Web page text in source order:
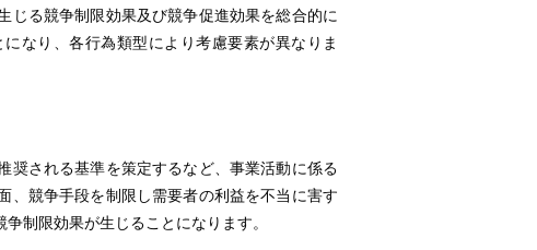
じる競争制限効果及び競争促進効果を総合的に
なり、各行為類型により考慮要素が異なりま
れる基準を策定するなど、事業活動に係る
、競争手段を制限し需要者の利益を不当に害す
制限効果が生じることになります。